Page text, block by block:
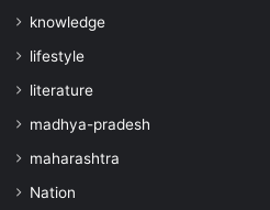
knowledge
lifestyle
literature
madhya-pradesh
maharashtra
Nation